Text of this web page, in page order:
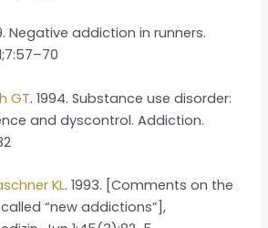
Negative addiction in runners.
GT. 1994. Substance use disorder:
and dyscontrol. Addiction.
KL. 1993. [Comments on the
“new addictions”],